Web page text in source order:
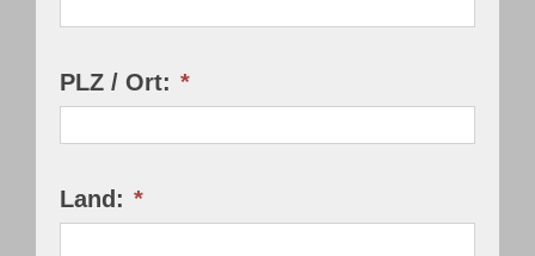
PLZ / Ort: *
Land: *